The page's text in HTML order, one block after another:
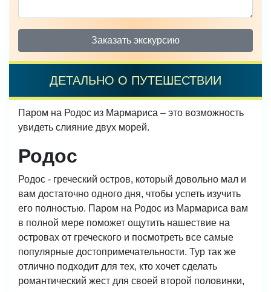
Заказать экскурсию
ДЕТАЛЬНО О ПУТЕШЕСТВИИ
Паром на Родос из Мармариса – это возможность
увидеть слияние двух морей.
Родос
Родос - греческий остров, который довольно мал и
вам достаточно одного дня, чтобы успеть изучить
его полностью. Паром на Родос из Мармариса вам
в полной мере поможет ощутить нашествие на
островах от греческого и посмотреть все самые
популярные достопримечательности. Тур так же
отлично подходит для тех, кто хочет сделать
романтический жест для своей второй половинки,